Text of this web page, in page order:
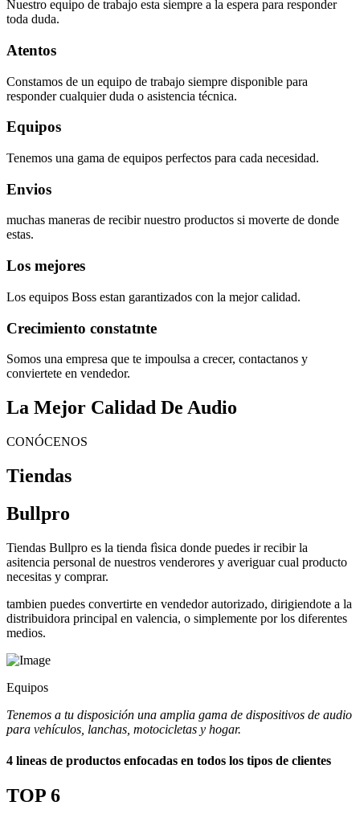
Nuestro equipo de trabajo esta siempre a la espera para responder
toda duda.
Atentos
Constamos de un equipo de trabajo siempre disponible para
responder cualquier duda o asistencia técnica.
Equipos
Tenemos una gama de equipos perfectos para cada necesidad.
Envios
muchas maneras de recibir nuestro productos si moverte de donde
estas.
Los mejores
Los equipos Boss estan garantizados con la mejor calidad.
Crecimiento constatnte
Somos una empresa que te impoulsa a crecer, contactanos y
conviertete en vendedor.
La Mejor Calidad De Audio
CONÓCENOS
Tiendas
Bullpro
Tiendas Bullpro es la tienda fìsica donde puedes ir recibir la
asitencia personal de nuestros venderores y averiguar cual producto
necesitas y comprar.
tambien puedes convertirte en vendedor autorizado, dirigiendote a la
distribuidora principal en valencia, o simplemente por los diferentes
medios.
Equipos
Tenemos a tu disposición una amplia gama de dispositivos de audio
para vehículos, lanchas, motocicletas y hogar.
4 lineas de productos enfocadas en todos los tipos de clientes
TOP 6